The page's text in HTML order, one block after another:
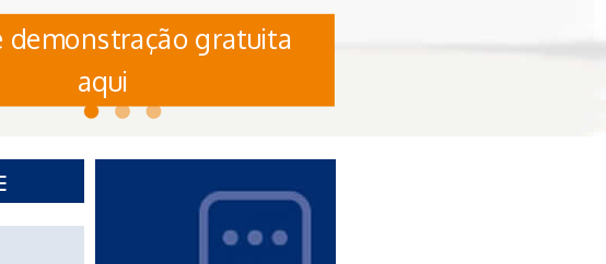
demonstração gratuita
aqui